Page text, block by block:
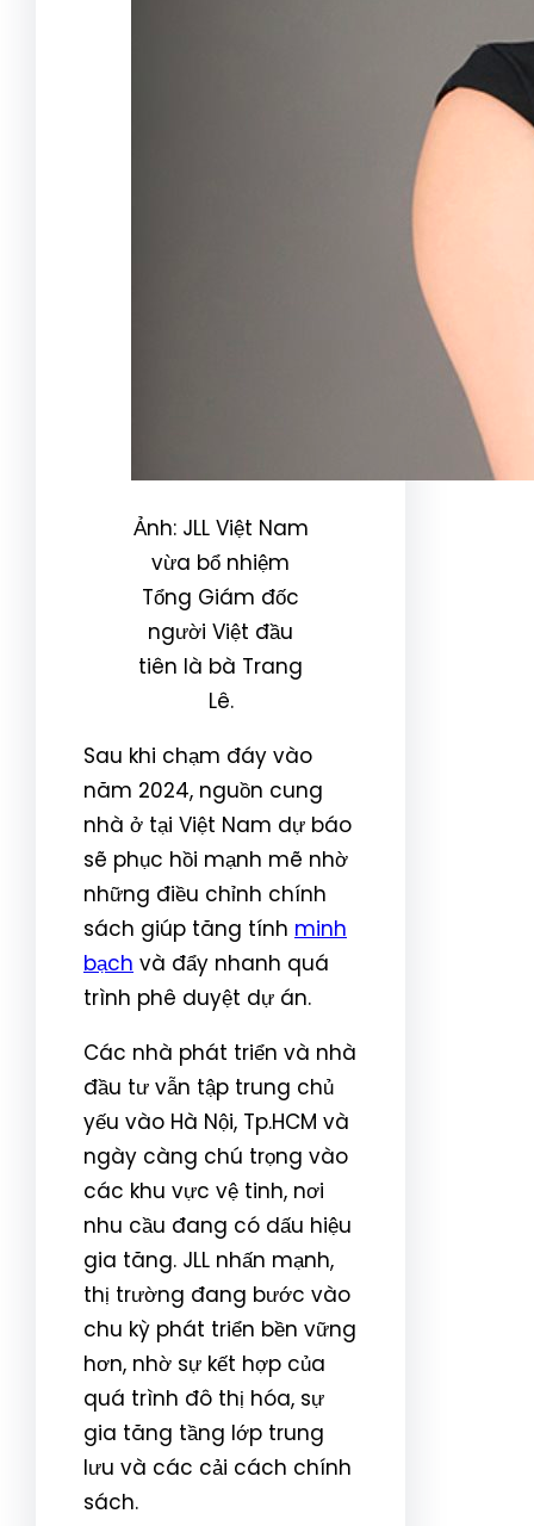
Ảnh: JLL Việt Nam
vừa bổ nhiệm
Tổng Giám đốc
người Việt đầu
tiên là bà Trang
Lê.
Sau khi chạm đáy vào
năm 2024, nguồn cung
nhà ở tại Việt Nam dự báo
sẽ phục hồi mạnh mẽ nhờ
những điều chỉnh chính
sách giúp tăng tính minh
bạch và đẩy nhanh quá
trình phê duyệt dự án.
Các nhà phát triển và nhà
đầu tư vẫn tập trung chủ
yếu vào Hà Nội, Tp.HCM và
ngày càng chú trọng vào
các khu vực vệ tinh, nơi
nhu cầu đang có dấu hiệu
gia tăng. JLL nhấn mạnh,
thị trường đang bước vào
chu kỳ phát triển bền vững
hơn, nhờ sự kết hợp của
quá trình đô thị hóa, sự
gia tăng tầng lớp trung
lưu và các cải cách chính
sách.